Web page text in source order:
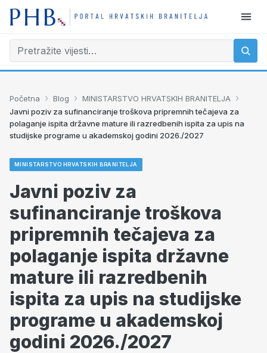
Početna › Blog › MINISTARSTVO HRVATSKIH BRANITELJA ›
Javni poziv za sufinanciranje troškova pripremnih tečajeva za
polaganje ispita državne mature ili razredbenih ispita za upis na
studijske programe u akademskoj godini 2026./2027
MINISTARSTVO HRVATSKIH BRANITELJA
Javni poziv za
sufinanciranje troškova
pripremnih tečajeva za
polaganje ispita državne
mature ili razredbenih
ispita za upis na studijske
programe u akademskoj
godini 2026./2027